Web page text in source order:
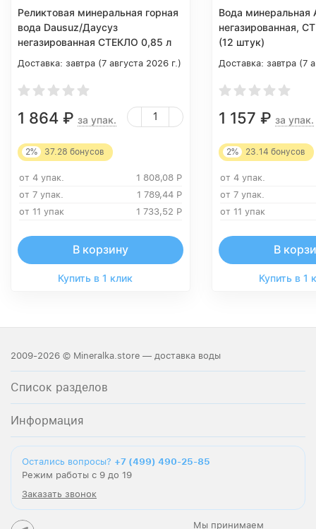
Реликтовая минеральная горная
вода Dausuz/Даусуз
негазированная СТЕКЛО 0,85 л
Доставка: завтра (7 августа 2026 г.)
1 864 ₽ за упак.
2% 37.28 бонусов
от 4 упак. 1 808,08 Р
от 7 упак.
1 789,44 Р
от 11 упак
1 733,52 Р
В корзину
Купить в 1 клик
Вода минеральная
негазированная,
(12 штук)
Доставка: завтра (7
1 157 ₽ за упак.
2% 23.14 бонусов
от 4 упак.
от 7 упак.
от 11 упак
В
Купить в 1
2009-2026 © Mineralka.store — доставка воды
Список разделов
Информация
Остались вопросы? +7 (499) 490-25-85
Режим работы с 9 до 19
Заказать звонок
Мы принимаем